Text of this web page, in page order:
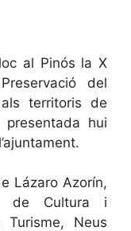
al Pinós la X
del
territoris de
hui
Lázaro Azorín,
de Cultura i
Neus